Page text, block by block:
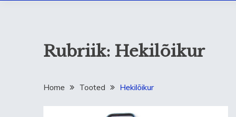
Rubriik: Hekilõikur
Home Tooted Hekilõikur